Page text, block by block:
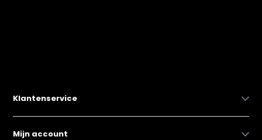
Klantenservice
Mijn account